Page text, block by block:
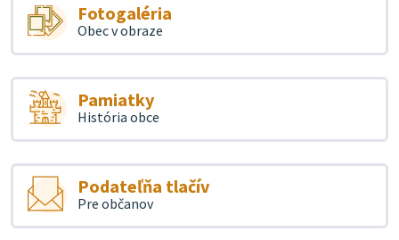
Fotogaléria
Obec v obraze
Pamiatky
História obce
Podateľňa tlačív
Pre občanov